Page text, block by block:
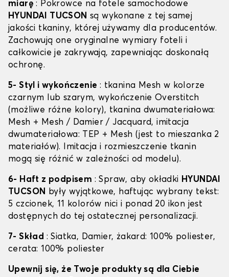
miarę: Pokrowce na fotele samochodowe
HYUNDAI TUCSON są wykonane z tej samej
jakości tkaniny, której używamy dla producentów.
Zachowują one oryginalne wymiary foteli i
całkowicie je zakrywają, zapewniając doskonałą
ochronę.
5- Styl i wykończenie : tkanina Mesh w kolorze
czarnym lub szarym, wykończenie Overstitch
(możliwe różne kolory), tkanina dwumateriałowa:
Mesh + Mesh / Damier / Jacquard, imitacja
dwumateriałowa: TEP + Mesh (jest to mieszanka 2
materiałów). Imitacja i rozmieszczenie tkanin
mogą się różnić w zależności od modelu).
6- Haft z podpisem : Spraw, aby okładki HYUNDAI
TUCSON były wyjątkowe, haftując wybrany tekst:
5 czcionek, 11 kolorów nici i ponad 20 ikon jest
dostępnych do tej ostatecznej personalizacji.
7- Skład : Siatka, Damier, żakard: 100% poliester,
cerata: 100% poliester
Upewnij się, że Twoje produkty są dla Ciebie